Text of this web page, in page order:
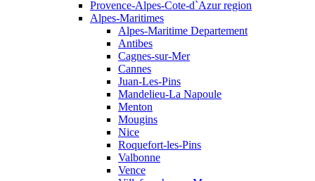
Provence-Alpes-Cote-d`Azur region
Alpes-Maritimes
Alpes-Maritime Departement
Antibes
Cagnes-sur-Mer
Cannes
Juan-Les-Pins
Mandelieu-La Napoule
Menton
Mougins
Nice
Roquefort-les-Pins
Valbonne
Vence